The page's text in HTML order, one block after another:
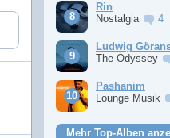
Rin
Nostalgia
4
Ludwig
The Odyssey
Pashanim
Lounge Musik
Mehr Top-Alben